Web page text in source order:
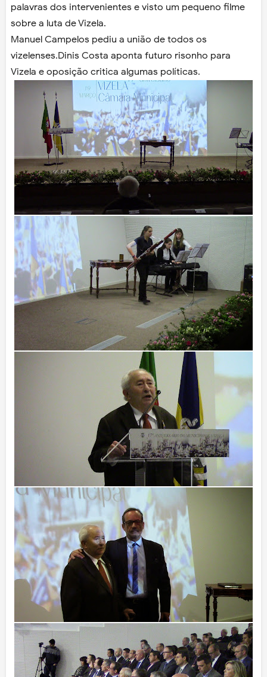
palavras dos intervenientes e visto um pequeno filme
sobre a luta de Vizela.
Manuel Campelos pediu a união de todos os
vizelenses.Dinis Costa aponta futuro risonho para
Vizela e oposição critica algumas políticas.